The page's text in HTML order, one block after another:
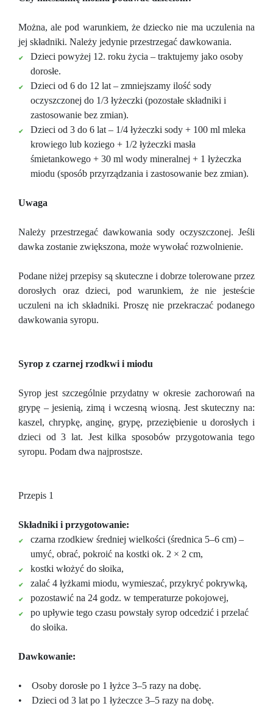
Można, ale pod warunkiem, że dziecko nie ma uczulenia na
jej składniki. Należy jedynie przestrzegać dawkowania.
Dzieci powyżej 12. roku życia – traktujemy jako osoby
dorosłe.
Dzieci od 6 do 12 lat – zmniejszamy ilość sody
oczyszczonej do 1/3 łyżeczki (pozostałe składniki i
zastosowanie bez zmian).
Dzieci od 3 do 6 lat – 1/4 łyżeczki sody + 100 ml mleka
krowiego lub koziego + 1/2 łyżeczki masła
śmietankowego + 30 ml wody mineralnej + 1 łyżeczka
miodu (sposób przyrządzania i zastosowanie bez zmian).
Uwaga
Należy przestrzegać dawkowania sody oczyszczonej. Jeśli
dawka zostanie zwiększona, może wywołać rozwolnienie.
Podane niżej przepisy są skuteczne i dobrze tolerowane przez
dorosłych oraz dzieci, pod warunkiem, że nie jesteście
uczuleni na ich składniki. Proszę nie przekraczać podanego
dawkowania syropu.
Syrop z czarnej rzodkwi i miodu
Syrop jest szczególnie przydatny w okresie zachorowań na
grypę – jesienią, zimą i wczesną wiosną. Jest skuteczny na:
kaszel, chrypkę, anginę, grypę, przeziębienie u dorosłych i
dzieci od 3 lat. Jest kilka sposobów przygotowania tego
syropu. Podam dwa najprostsze.
Przepis 1
Składniki i przygotowanie:
czarna rzodkiew średniej wielkości (średnica 5–6 cm) –
umyć, obrać, pokroić na kostki ok. 2 × 2 cm,
kostki włożyć do słoika,
zalać 4 łyżkami miodu, wymieszać, przykryć pokrywką,
pozostawić na 24 godz. w temperaturze pokojowej,
po upływie tego czasu powstały syrop odcedzić i przelać
do słoika.
Dawkowanie:
• Osoby dorosłe po 1 łyżce 3–5 razy na dobę.
• Dzieci od 3 lat po 1 łyżeczce 3–5 razy na dobę.